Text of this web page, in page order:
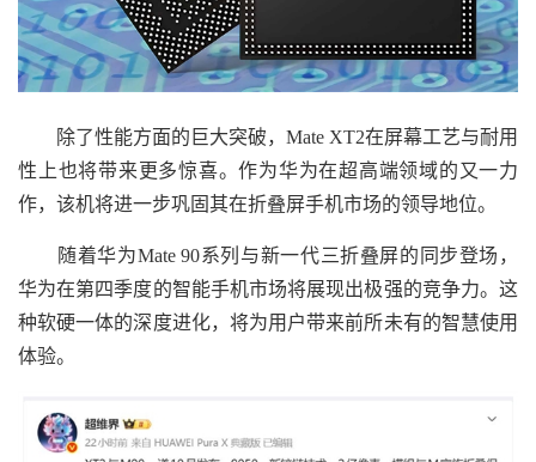
除了性能方面的巨大突破，Mate XT2在屏幕工艺与耐用
性上也将带来更多惊喜。作为华为在超高端领域的又一力
作，该机将进一步巩固其在折叠屏手机市场的领导地位。
随着华为Mate 90系列与新一代三折叠屏的同步登场，
华为在第四季度的智能手机市场将展现出极强的竞争力。这
种软硬一体的深度进化，将为用户带来前所未有的智慧使用
体验。